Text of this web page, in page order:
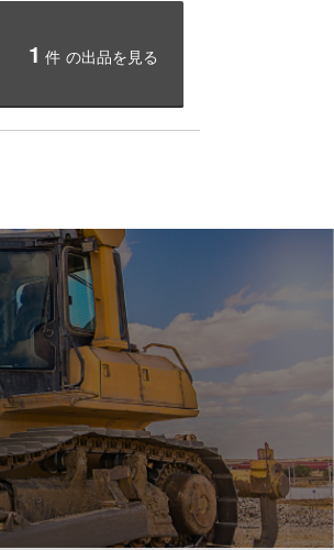
1 件 の出品を見る